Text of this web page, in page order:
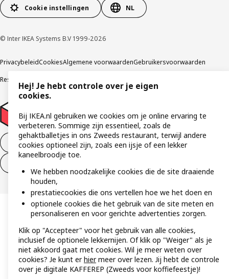
Cookie instellingen NL
© Inter IKEA Systems B.V 1999-2026
PrivacybeleidCookiesAlgemene voorwaardenGebruikersvoorwaarden
Responsible Disclosure Program
Aankoop product ontbinden
Hej! Je hebt controle over je eigen
cookies.
Bij IKEA.nl gebruiken we cookies om je online ervaring te
verbeteren. Sommige zijn essentieel, zoals de
gehaktballetjes in ons Zweeds restaurant, terwijl andere
cookies optioneel zijn, zoals een ijsje of een lekker
kaneelbroodje toe.
We hebben noodzakelijke cookies die de site draaiende
houden,
prestatiecookies die ons vertellen hoe we het doen en
optionele cookies die het gebruik van de site meten en
personaliseren en voor gerichte advertenties zorgen.
Klik op "Accepteer" voor het gebruik van alle cookies,
inclusief de optionele lekkernijen. Of klik op "Weiger" als je
niet akkoord gaat met cookies. Wil je meer weten over
cookies? Je kunt erhiermeer over lezen. Jij hebt de controle
over je digitale KAFFEREP (Zweeds voor koffiefeestje)!